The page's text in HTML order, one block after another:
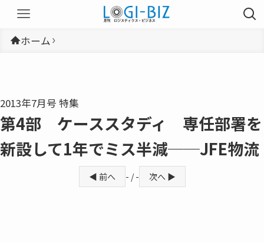
ホーム
2013年7月号 特集
第4部 ケーススタディ 専任部署を
新設して1年でミス半減──JFE物流
◀ 前へ - / - 次へ ▶